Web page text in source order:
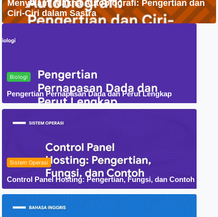
Penyebaran Agama Islam Di Indonesia
Biologi
Pengertian Pernapasan Dada dan Perut Lengkap
Sistem Operasi
Control Panel Hosting: Pengertian, Fungsi, dan Contoh